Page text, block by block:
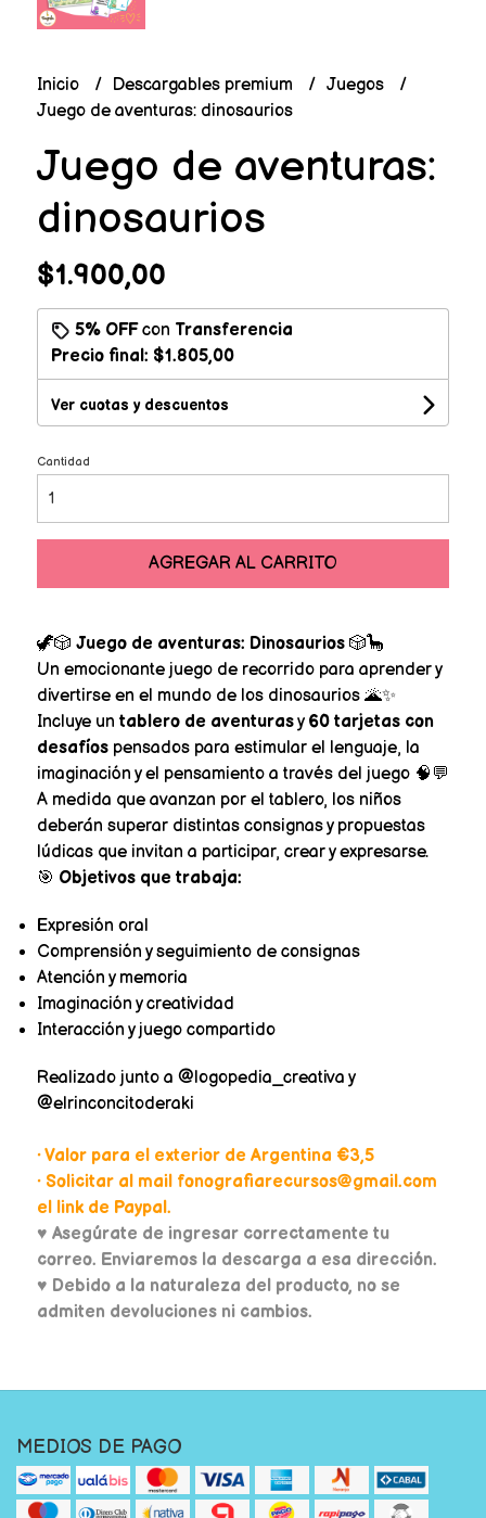
Inicio Descargables premium
Juegos
Juego de aventuras: dinosaurios
Juego de aventuras:
dinosaurios
$1.900,00
5% OFFcon Transferencia
Precio final: $1.805,00
Ver cuotas y descuentos
Cantidad
AGREGAR AL CARRITO
🦖🎲 Juego de aventuras: Dinosaurios🎲🦕
Un emocionante juego de recorrido para aprender y
divertirse en el mundo de los dinosaurios 🌋✨
Incluye un tablero de aventurasy 60 tarjetas con
desafíospensados para estimular el lenguaje, la
imaginación y el pensamiento a través del juego 🧠💬
A medida que avanzan por el tablero, los niños
deberán superar distintas consignas y propuestas
lúdicas que invitan a participar, crear y expresarse.
🎯 Objetivos que trabaja:
Expresión oral
Comprensión y seguimiento de consignas
Atención y memoria
Imaginación y creatividad
Interacción y juego compartido
Realizado junto a @logopedia_creativa y
@elrinconcitoderaki
• Valor para el exterior de Argentina €3,5
• Solicitar al mail fonografiarecursos@gmail.com
el link de Paypal.
♥ Asegúrate de ingresar correctamente tu
correo. Enviaremos la descarga a esa dirección.
♥ Debido a la naturaleza del producto, no se
admiten devoluciones ni cambios.
MEDIOS DE PAGO